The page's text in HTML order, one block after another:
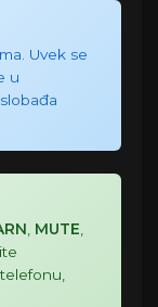
Uvek se
u
MUTE